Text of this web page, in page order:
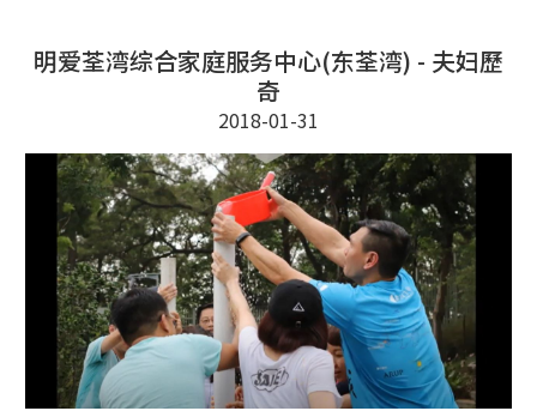
明爱荃湾综合家庭服务中心(东荃湾) - 夫妇歷
奇
2018-01-31